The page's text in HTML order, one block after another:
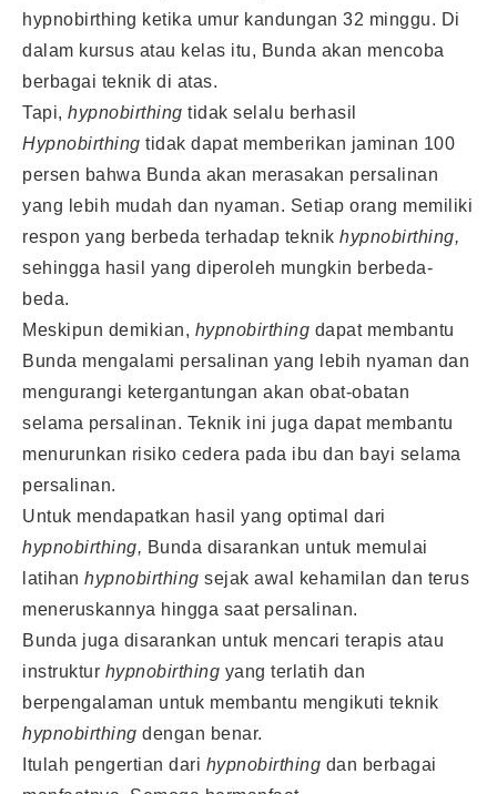
hypnobirthing ketika umur kandungan 32 minggu. Di
dalam kursus atau kelas itu, Bunda akan mencoba
berbagai teknik di atas.
Tapi, hypnobirthing tidak selalu berhasil
Hypnobirthing tidak dapat memberikan jaminan 100
persen bahwa Bunda akan merasakan persalinan
yang lebih mudah dan nyaman. Setiap orang memiliki
respon yang berbeda terhadap teknik hypnobirthing,
sehingga hasil yang diperoleh mungkin berbeda-
beda.
Meskipun demikian, hypnobirthing dapat membantu
Bunda mengalami persalinan yang lebih nyaman dan
mengurangi ketergantungan akan obat-obatan
selama persalinan. Teknik ini juga dapat membantu
menurunkan risiko cedera pada ibu dan bayi selama
persalinan.
Untuk mendapatkan hasil yang optimal dari
hypnobirthing, Bunda disarankan untuk memulai
latihan hypnobirthing sejak awal kehamilan dan terus
meneruskannya hingga saat persalinan.
Bunda juga disarankan untuk mencari terapis atau
instruktur hypnobirthing yang terlatih dan
berpengalaman untuk membantu mengikuti teknik
hypnobirthing dengan benar.
Itulah pengertian dari hypnobirthing dan berbagai